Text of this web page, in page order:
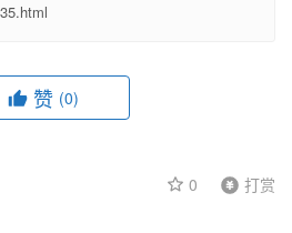
赞 (0)
0 打赏